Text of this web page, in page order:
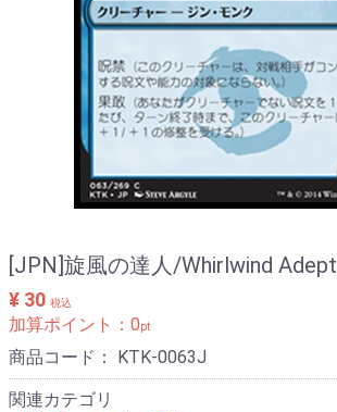
[JPN]旋風の達人/Whirlwind Adept
¥ 30 税込
加算ポイント： 0pt
商品コード： KTK-0063J
関連カテゴリ